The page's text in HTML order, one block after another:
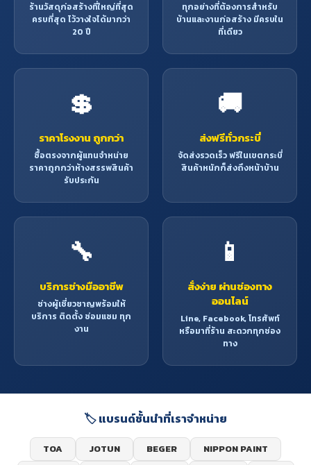
ร้านวัสดุก่อสร้างที่ใหญ่ที่สุด
ครบที่สุด ไว้วางใจได้มากว่า
20 ปี
ทุกอย่างที่ต้องการสำหรับ
บ้านและงานก่อสร้าง มีครบใน
ที่เดียว
💲
ราคาโรงงาน ถูกกว่า
ซื้อตรงจากผู้แทนจำหน่าย
ราคาถูกกว่าห้างสรรพสินค้า
รับประกัน
🚚
ส่งฟรีทั่วกระบี่
จัดส่งรวดเร็ว ฟรีในเขตกระบี่
สินค้าหนักก็ส่งถึงหน้าบ้าน
🔧
บริการช่างมืออาชีพ
ช่างผู้เชี่ยวชาญพร้อมให้
บริการ ติดตั้ง ซ่อมแซม ทุก
งาน
📱
สั่งง่าย ผ่านช่องทาง
ออนไลน์
Line, Facebook, โทรศัพท์
หรือมาที่ร้าน สะดวกทุกช่อง
ทาง
🏷️ แบรนด์ชั้นนำที่เราจำหน่าย
TOA JOTUN BEGER
NIPPON PAINT